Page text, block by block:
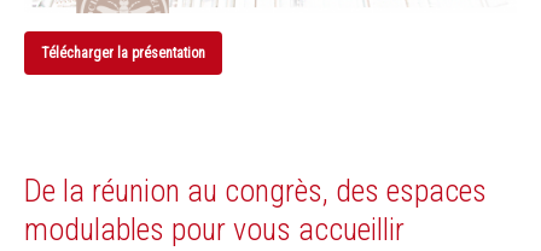
Télécharger la présentation
De la réunion au congrès, des espaces
modulables pour vous accueillir